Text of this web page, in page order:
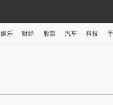
娱乐 财经 股票 汽车 科技